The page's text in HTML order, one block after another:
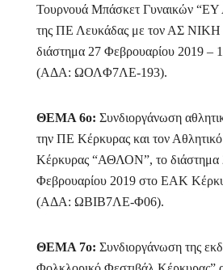
Τουρνουά Μπάσκετ Γυναικών
της ΠΕ Λευκάδας με τον ΑΣ ΝΙΚΗ
διάστημα 27 Φεβρουαρίου 2019 –
(ΑΔΑ: ΩΟΛΦ7ΛΕ-193).
ΘΕΜΑ 6ο: Συνδιοργάνωση
την ΠΕ Κέρκυρας και τον
Κέρκυρας “ΑΘΛΟΝ”, το διάστημα
Φεβρουαρίου 2019 στο ΕΑΚ
(ΑΔΑ: ΩΒΙΒ7ΛΕ-Φ06).
ΘΕΜΑ 7ο: Συνδιοργάνωση της